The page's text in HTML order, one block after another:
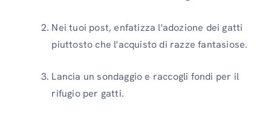
Nei tuoi post, enfatizza l'adozione dei gatti
piuttosto che l'acquisto di razze fantasiose.
Lancia un sondaggio e raccogli fondi per il
rifugio per gatti.